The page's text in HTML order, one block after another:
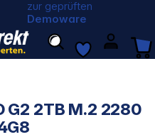
zur geprüften
Demoware
G2 2TB M.2 2280